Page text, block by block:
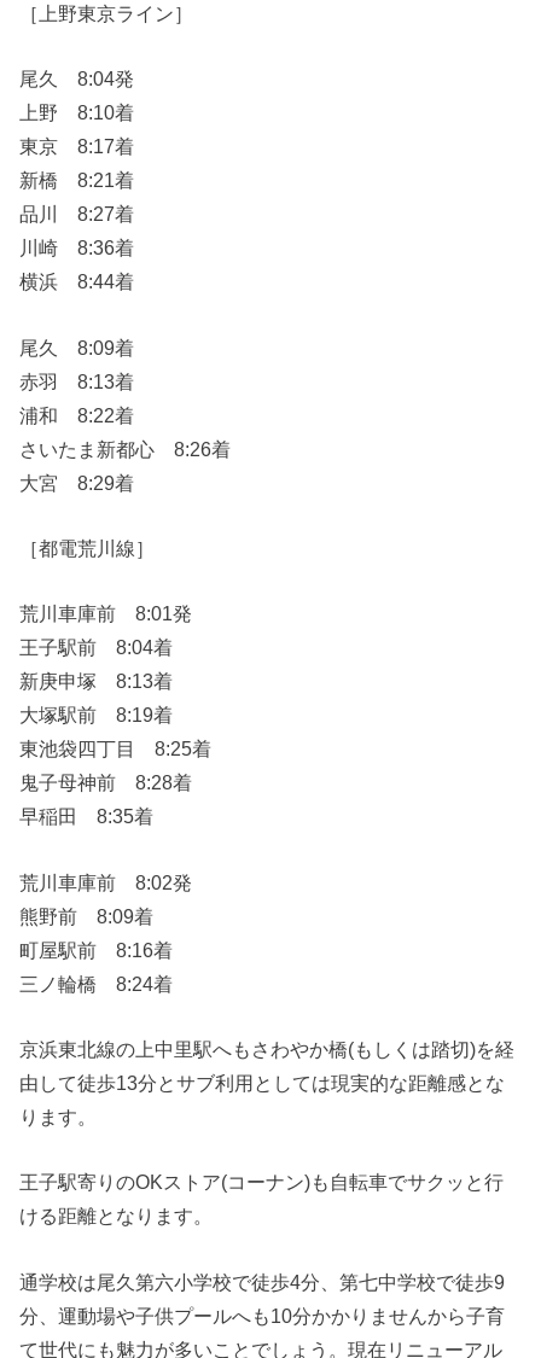
［上野東京ライン］
尾久 8:04発
上野 8:10着
東京 8:17着
新橋 8:21着
品川 8:27着
川崎 8:36着
横浜 8:44着
尾久 8:09着
赤羽 8:13着
浦和 8:22着
さいたま新都心 8:26着
大宮 8:29着
［都電荒川線］
荒川車庫前 8:01発
王子駅前 8:04着
新庚申塚 8:13着
大塚駅前 8:19着
東池袋四丁目 8:25着
鬼子母神前 8:28着
早稲田 8:35着
荒川車庫前 8:02発
熊野前 8:09着
町屋駅前 8:16着
三ノ輪橋 8:24着
京浜東北線の上中里駅へもさわやか橋(もしくは踏切)を経
由して徒歩13分とサブ利用としては現実的な距離感とな
ります。
王子駅寄りのOKストア(コーナン)も自転車でサクッと行
ける距離となります。
通学校は尾久第六小学校で徒歩4分、第七中学校で徒歩9
分、運動場や子供プールへも10分かかりませんから子育
て世代にも魅力が多いことでしょう。現在リニューアル